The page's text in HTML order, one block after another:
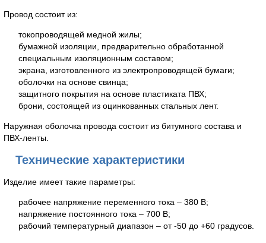
Провод состоит из:
токопроводящей медной жилы;
бумажной изоляции, предварительно обработанной
специальным изоляционным составом;
экрана, изготовленного из электропроводящей бумаги;
оболочки на основе свинца;
защитного покрытия на основе пластиката ПВХ;
брони, состоящей из оцинкованных стальных лент.
Наружная оболочка провода состоит из битумного состава и
ПВХ-ленты.
Технические характеристики
Изделие имеет такие параметры:
рабочее напряжение переменного тока – 380 В;
напряжение постоянного тока – 700 В;
рабочий температурный диапазон – от -50 до +60 градусов.